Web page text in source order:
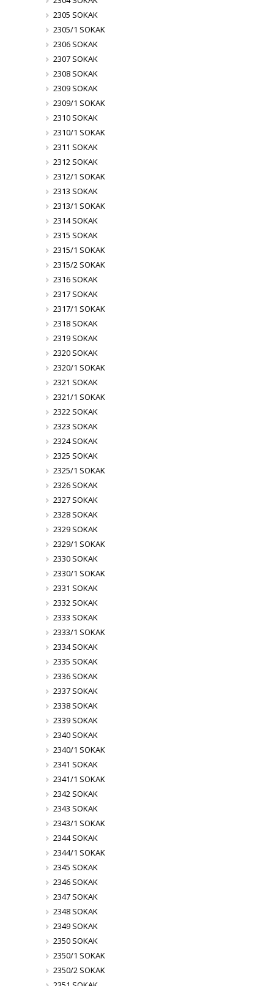
2305 SOKAK
2305/1 SOKAK
2306 SOKAK
2307 SOKAK
2308 SOKAK
2309 SOKAK
2309/1 SOKAK
2310 SOKAK
2310/1 SOKAK
2311 SOKAK
2312 SOKAK
2312/1 SOKAK
2313 SOKAK
2313/1 SOKAK
2314 SOKAK
2315 SOKAK
2315/1 SOKAK
2315/2 SOKAK
2316 SOKAK
2317 SOKAK
2317/1 SOKAK
2318 SOKAK
2319 SOKAK
2320 SOKAK
2320/1 SOKAK
2321 SOKAK
2321/1 SOKAK
2322 SOKAK
2323 SOKAK
2324 SOKAK
2325 SOKAK
2325/1 SOKAK
2326 SOKAK
2327 SOKAK
2328 SOKAK
2329 SOKAK
2329/1 SOKAK
2330 SOKAK
2330/1 SOKAK
2331 SOKAK
2332 SOKAK
2333 SOKAK
2333/1 SOKAK
2334 SOKAK
2335 SOKAK
2336 SOKAK
2337 SOKAK
2338 SOKAK
2339 SOKAK
2340 SOKAK
2340/1 SOKAK
2341 SOKAK
2341/1 SOKAK
2342 SOKAK
2343 SOKAK
2343/1 SOKAK
2344 SOKAK
2344/1 SOKAK
2345 SOKAK
2346 SOKAK
2347 SOKAK
2348 SOKAK
2349 SOKAK
2350 SOKAK
2350/1 SOKAK
2350/2 SOKAK